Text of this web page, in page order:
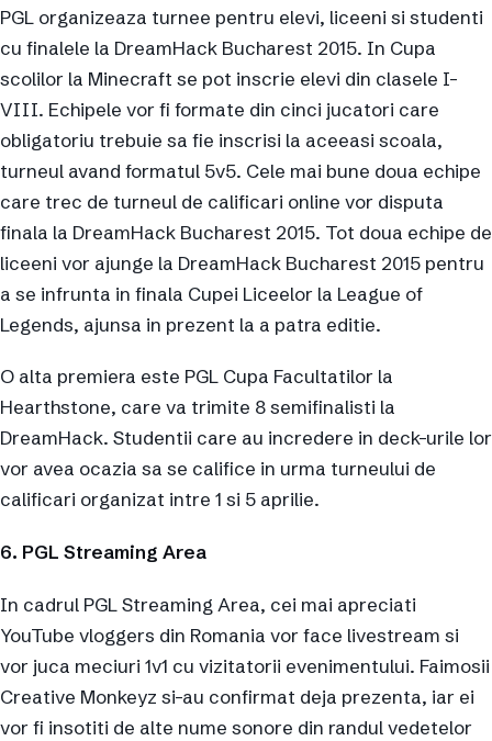
PGL organizeaza turnee pentru elevi, liceeni si studenti
cu finalele la DreamHack Bucharest 2015. In Cupa
scolilor la Minecraft se pot inscrie elevi din clasele I-
VIII. Echipele vor fi formate din cinci jucatori care
obligatoriu trebuie sa fie inscrisi la aceeasi scoala,
turneul avand formatul 5v5. Cele mai bune doua echipe
care trec de turneul de calificari online vor disputa
finala la DreamHack Bucharest 2015. Tot doua echipe de
liceeni vor ajunge la DreamHack Bucharest 2015 pentru
a se infrunta in finala Cupei Liceelor la League of
Legends, ajunsa in prezent la a patra editie.
O alta premiera este PGL Cupa Facultatilor la
Hearthstone, care va trimite 8 semifinalisti la
DreamHack. Studentii care au incredere in deck-urile lor
vor avea ocazia sa se califice in urma turneului de
calificari organizat intre 1 si 5 aprilie.
6. PGL Streaming Area
In cadrul PGL Streaming Area, cei mai apreciati
YouTube vloggers din Romania vor face livestream si
vor juca meciuri 1v1 cu vizitatorii evenimentului. Faimosii
Creative Monkeyz si-au confirmat deja prezenta, iar ei
vor fi insotiti de alte nume sonore din randul vedetelor